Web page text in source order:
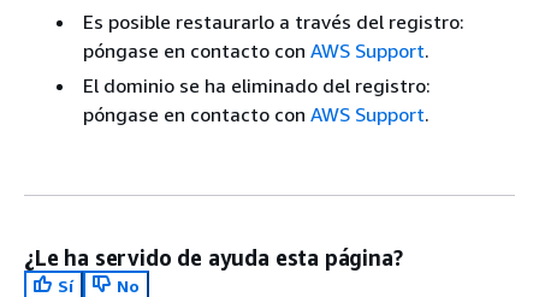
Es posible restaurarlo a través del registro:
póngase en contacto con AWS Support.
El dominio se ha eliminado del registro:
póngase en contacto con AWS Support.
¿Le ha servido de ayuda esta página?
Sí
No